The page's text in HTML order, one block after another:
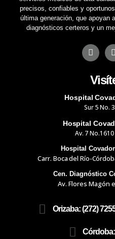
precisos, confiables y
última generación, que apoyan
diagnósticos certeros y un
F
a
c
e
b
o
k
I
n
Hospital
Sur 5 No.
Hospital
Av. 7 No.1610
Hospital
Carr. Boca del Río-
Cen. Diagnóstico
Av. Flores Magón
Orizaba: (272)
Córdoba: